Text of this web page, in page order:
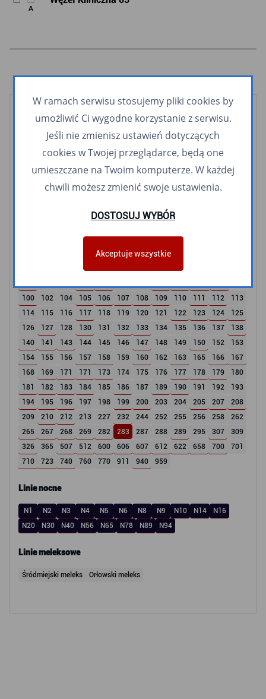
Kolej
POLREGIO
Tramwaje
3 5 6 8 9 10 11 12 60 63
Autobusy i Trolejbusy
M R S W X Z
8 9 10 11
22 27
100
102 104 105 106 107 108 109 110 111 112
113
114
115 116 117 118 119 120 121 122 123 124
125
126
127 128 130 131 132 133 134 135 136 137
138
140
141 143 144 145 146 147 148 149 150 152
153
154
155 156 157 158 159 160 162 163 165 166
167
168
169 171 171 173 174 175 176 177 178 179
180
181
182 183 184 185 186 187 189 190 191 192
193
194
195 196 197 198 199 200 203 204 205 207
208
209
210 212 213 227 232 244 252 255 256 258
262
265
267 268 269 282 283 287 288 289 295 307
309
326
365 507 512 600 606 607 612 622 658 700
701
710
723 740 760 770 911 940 959
Linie nocne
N1 N2 N3 N4 N5 N6 N8 N9 N10 N14
N16
N20
N30 N40 N56 N65 N78 N89 N94
Linie meleksowe
Śródmiejski meleks Orłowski meleks
A
W ramach serwisu stosujemy pliki cookies by
umożliwić Ci wygodne korzystanie z serwisu.
Jeśli nie zmienisz ustawień dotyczących
cookies w Twojej przeglądarce, będą one
umieszczane na Twoim komputerze. W każdej
chwili możesz zmienić swoje ustawienia.
DOSTOSUJ WYBÓR
Akceptuje wszystkie